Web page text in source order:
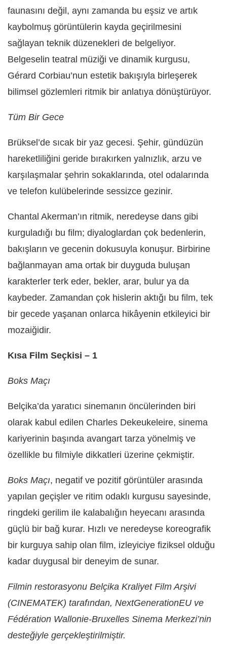
faunasını değil, aynı zamanda bu eşsiz ve artık
kaybolmuş görüntülerin kayda geçirilmesini
sağlayan teknik düzenekleri de belgeliyor.
Belgeselin teatral müziği ve dinamik kurgusu,
Gérard Corbiau’nun estetik bakışıyla birleşerek
bilimsel gözlemleri ritmik bir anlatıya dönüştürüyor.
Tüm Bir Gece
Brüksel’de sıcak bir yaz gecesi. Şehir, gündüzün
hareketliliğini geride bırakırken yalnızlık, arzu ve
karşılaşmalar şehrin sokaklarında, otel odalarında
ve telefon kulübelerinde sessizce gezinir.
Chantal Akerman’ın ritmik, neredeyse dans gibi
kurguladığı bu film; diyaloglardan çok bedenlerin,
bakışların ve gecenin dokusuyla konuşur. Birbirine
bağlanmayan ama ortak bir duyguda buluşan
karakterler terk eder, bekler, arar, bulur ya da
kaybeder. Zamandan çok hislerin aktığı bu film, tek
bir gecede yaşanan onlarca hikâyenin etkileyici bir
mozaiğidir.
Kısa Film Seçkisi – 1
Boks Maçı
Belçika’da yaratıcı sinemanın öncülerinden biri
olarak kabul edilen Charles Dekeukeleire, sinema
kariyerinin başında avangart tarza yönelmiş ve
özellikle bu filmiyle dikkatleri üzerine çekmiştir.
Boks Maçı, negatif ve pozitif görüntüler arasında
yapılan geçişler ve ritim odaklı kurgusu sayesinde,
ringdeki gerilim ile kalabalığın heyecanı arasında
güçlü bir bağ kurar. Hızlı ve neredeyse koreografik
bir kurguya sahip olan film, izleyiciye fiziksel olduğu
kadar duygusal bir deneyim de sunar.
Filmin restorasyonu Belçika Kraliyet Film Arşivi
(CINEMATEK) tarafından, NextGenerationEU ve
Fédération Wallonie-Bruxelles Sinema Merkezi’nin
desteğiyle gerçekleştirilmiştir.